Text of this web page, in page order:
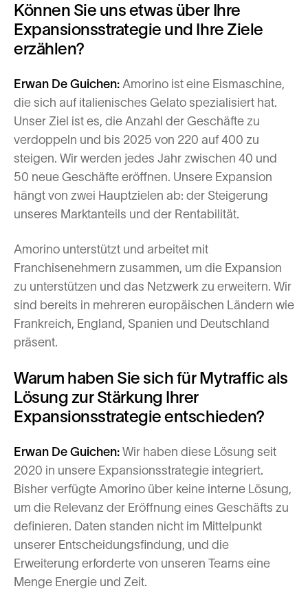
Können Sie uns etwas über Ihre
Expansionsstrategie und Ihre Ziele
erzählen?
Erwan De Guichen: Amorino ist eine Eismaschine,
die sich auf italienisches Gelato spezialisiert hat.
Unser Ziel ist es, die Anzahl der Geschäfte zu
verdoppeln und bis 2025 von 220 auf 400 zu
steigen. Wir werden jedes Jahr zwischen 40 und
50 neue Geschäfte eröffnen. Unsere Expansion
hängt von zwei Hauptzielen ab: der Steigerung
unseres Marktanteils und der Rentabilität.
Amorino unterstützt und arbeitet mit
Franchisenehmern zusammen, um die Expansion
zu unterstützen und das Netzwerk zu erweitern. Wir
sind bereits in mehreren europäischen Ländern wie
Frankreich, England, Spanien und Deutschland
präsent.
Warum haben Sie sich für Mytraffic als
Lösung zur Stärkung Ihrer
Expansionsstrategie entschieden?
Erwan De Guichen: Wir haben diese Lösung seit
2020 in unsere Expansionsstrategie integriert.
Bisher verfügte Amorino über keine interne Lösung,
um die Relevanz der Eröffnung eines Geschäfts zu
definieren. Daten standen nicht im Mittelpunkt
unserer Entscheidungsfindung, und die
Erweiterung erforderte von unseren Teams eine
Menge Energie und Zeit.